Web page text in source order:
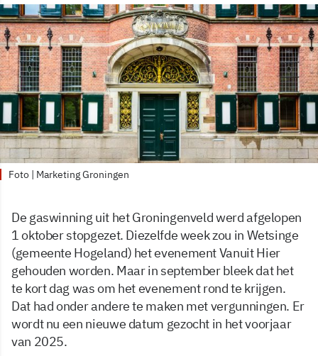
Foto | Marketing Groningen
De gaswinning uit het Groningenveld werd afgelopen
1 oktober stopgezet. Diezelfde week zou in Wetsinge
(gemeente Hogeland) het evenement Vanuit Hier
gehouden worden. Maar in september bleek dat het
te kort dag was om het evenement rond te krijgen.
Dat had onder andere te maken met vergunningen. Er
wordt nu een nieuwe datum gezocht in het voorjaar
van 2025.